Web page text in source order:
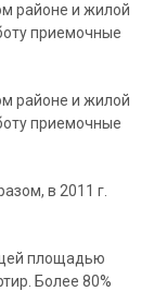
районе и жилой
приемочные
районе и жилой
приемочные
в 2011 г.
площадью
Более 80%